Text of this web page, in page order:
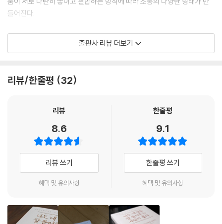
족스럽게 소통해야 한다. 이런 이유에서 소통 방법의 학습은 자기 계발이
---「경청하면 돌부처도 돌아본다-신뢰를 형성하는 경청」중에서
어 말을 더듬대는 것에도 의미가 있다. 이런 현상을 통틀어 ‘비언어적 표
와 소통할 때 의식적인 방법만이 아니라 무의식적인 방법까지, 즉 언어적
인 수단과 비언어적인 수단 모두를 동원한다.
우리가 받아들여야 할 소통의 마지막 원칙은 “소통의 질을 결정하는 것은
무의식적인 차원이다.”라는 것이다.
---「듣기의 모든 수단을 동원한다, 우리를 위해-비언어적 경청」중에서
들어진다.
화합과 조화와 친교를 위해서, 상대에게 우리를 이해해 달라고 요구할 것
이 아니라 우리가 먼저 상대를 이해하려고 애써야 한다. 프티콜랭의 표현
고 노력해야 한다는 의미이다. 포용과 수용의 태도를 통해 우리는 상대에
‘잘 듣기’의 이점이 바로 여기에 있다. 듣기가 곧 소통이다.
당신이 여행을 하고 있다고 생각해 보기를 권한다. 사람들은 대부분 여행
을 좋아한다. 보통 내가 거주하는 지역에 여행자들이 몰려드는 것은 별로
좋아하지 않지만 내가 여행을 하며 다른 지역을 방문하는 것은 즐긴다. 어
떤 즐거움을 위해 우리는 떠나는 것일까? 배우고 발견하고 바뀐 환경에 머
무르며 일상에서 벗어나고……. 바로 이것이다. 듣기 역시 이와 마찬가지
모든 사람이 익혀야 할 ‘듣기’라는 새로운 능력
출판사 리뷰 더보기
리뷰/한줄평 32
리뷰
8.6
리뷰 쓰기
혜택 및 유의사항
한줄평
9.1
한줄평 쓰기
혜택 및 유의사항